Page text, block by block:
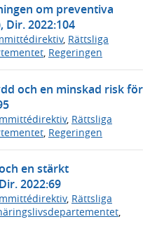
om preventiva
Dir. 2022:104
, Rättsliga
, Regeringen
och en minskad risk för
, Rättsliga
Regeringen
en stärkt
2022:69
, Rättsliga
,